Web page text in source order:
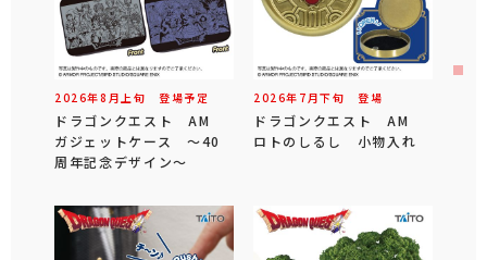
2026年8 月 上旬 登場予定
ドラゴンクエスト AM
ガジェットケース ～40
周年記念デザイン～
2026年 7 月下旬 登場
ドラゴンクエスト AM
ロトのしるし 小物入れ